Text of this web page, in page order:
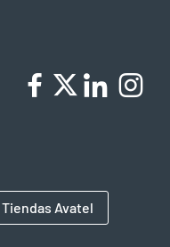
Tiendas Avatel